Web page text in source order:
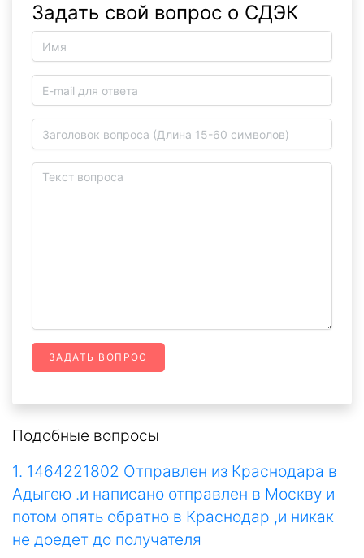
Задать свой вопрос о СДЭК
ЗАДАТЬ ВОПРОС
Подобные вопросы
1. 1464221802 Отправлен из Краснодара в
Адыгею .и написано отправлен в Москву и
потом опять обратно в Краснодар ,и никак
не доедет до получателя